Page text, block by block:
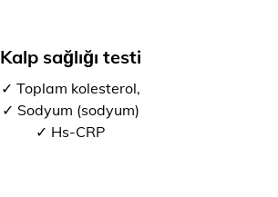
Kalp sağlığı testi
✓ Toplam kolesterol,
✓ Sodyum (sodyum)
✓ Hs-CRP